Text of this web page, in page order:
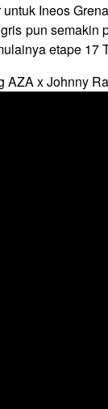
Ineos
pun
etape 17
AZA x Johnny